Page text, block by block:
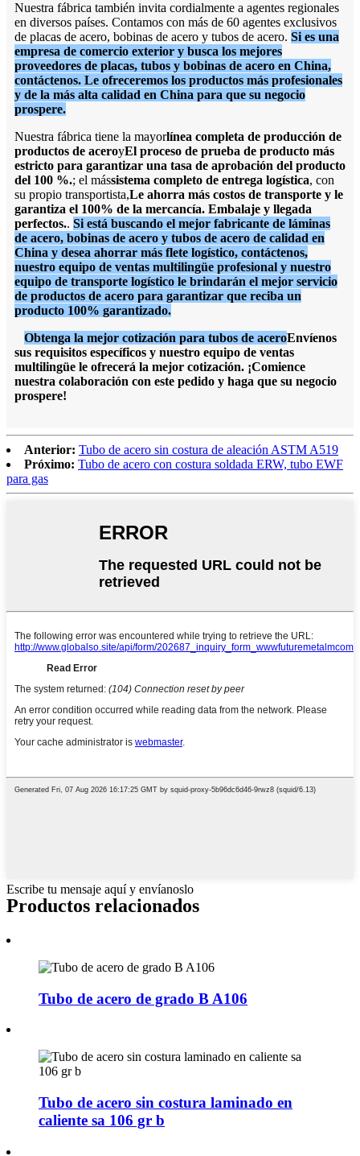
Nuestra fábrica también invita cordialmente a agentes regionales
en diversos países. Contamos con más de 60 agentes exclusivos
de placas de acero, bobinas de acero y tubos de acero. Si es una
empresa de comercio exterior y busca los mejores
proveedores de placas, tubos y bobinas de acero en China,
contáctenos. Le ofreceremos los productos más profesionales
y de la más alta calidad en China para que su negocio
prospere.
Nuestra fábrica tiene la mayorlínea completa de producción de
productos de aceroyEl proceso de prueba de producto más
estricto para garantizar una tasa de aprobación del producto
del 100 %.; el mássistema completo de entrega logística, con
su propio transportista,Le ahorra más costos de transporte y le
garantiza el 100% de la mercancía. Embalaje y llegada
perfectos.. Si está buscando el mejor fabricante de láminas
de acero, bobinas de acero y tubos de acero de calidad en
China y desea ahorrar más flete logístico, contáctenos,
nuestro equipo de ventas multilingüe profesional y nuestro
equipo de transporte logístico le brindarán el mejor servicio
de productos de acero para garantizar que reciba un
producto 100% garantizado.
Obtenga la mejor cotización para tubos de aceroEnvíenos
sus requisitos específicos y nuestro equipo de ventas
multilingüe le ofrecerá la mejor cotización. ¡Comience
nuestra colaboración con este pedido y haga que su negocio
prospere!
Anterior: Tubo de acero sin costura de aleación ASTM A519
Próximo: Tubo de acero con costura soldada ERW, tubo EWF
para gas
Escribe tu mensaje aquí y envíanoslo
Productos relacionados
Tubo de acero de grado B A106
Tubo de acero sin costura laminado en
caliente sa 106 gr b